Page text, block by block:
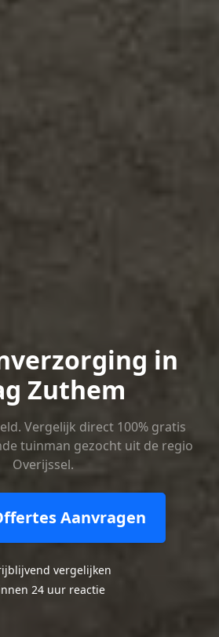
in
Zuthem
Vergelijk direct 100% gratis
tuinman gezocht uit de regio
Overijssel.
Aanvragen
vergelijken
24 uur reactie